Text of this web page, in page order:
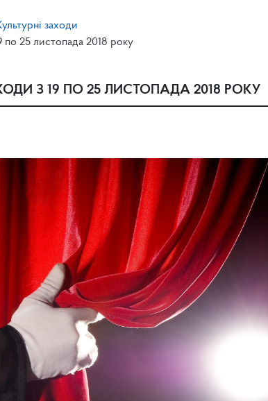
заходи
по 25 листопада 2018 року
З 19 ПО 25 ЛИСТОПАДА 2018 РОКУ